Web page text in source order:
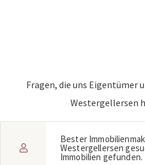
Fragen, die uns Eigentümer
Westergellersen
Bester
Westergellersen
Immobilien gefunden.